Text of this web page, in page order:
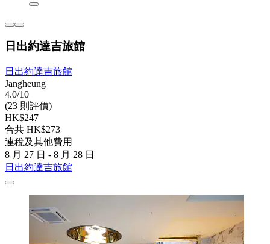
日出約達吉旅館
日出約達吉旅館
Jangheung
4.0/10
(23 則評價)
HK$247
合共 HK$273
連稅及其他費用
8 月 27 日 - 8 月 28 日
日出約達吉旅館